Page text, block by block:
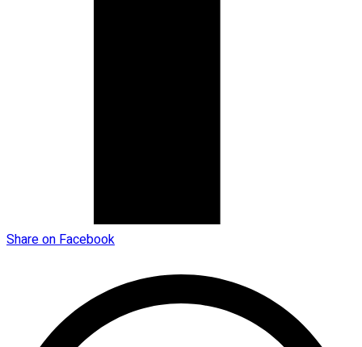
Share on Facebook